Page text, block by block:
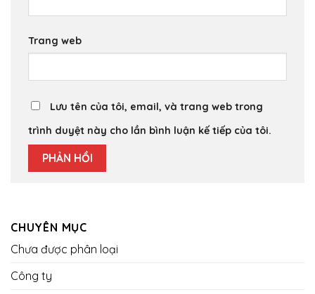
Trang web
Lưu tên của tôi, email, và trang web trong
trình duyệt này cho lần bình luận kế tiếp của tôi.
CHUYÊN MỤC
Chưa được phân loại
Công ty